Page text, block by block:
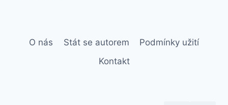
O nás Stát se autorem
Podmínky užití
Kontakt